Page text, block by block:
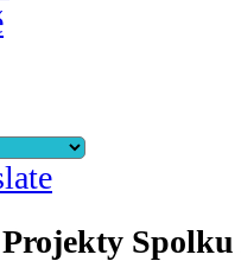
Projekty Spolku